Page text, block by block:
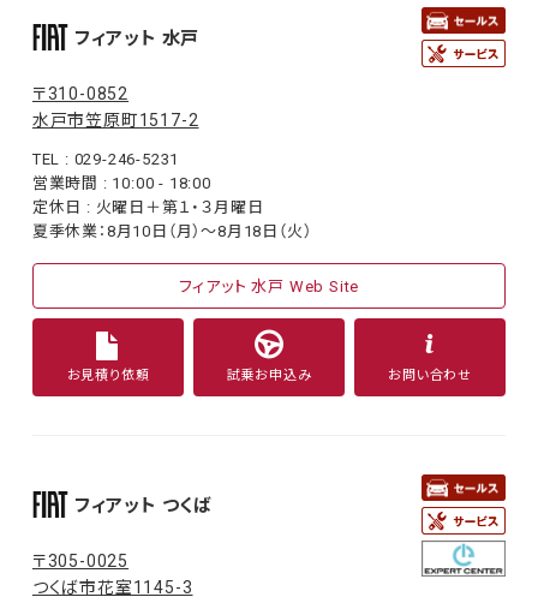
フィアット 水戸
〒310-0852
水戸市笠原町1517-2
TEL : 029-246-5231
営業時間 : 10:00 - 18:00
定休日 : 火曜日＋第１・３月曜日
夏季休業：8月10日（月）〜8月18日（火）
フィアット 水戸 Web Site
お見積り依頼 試乗お申込み お問い合わせ
フィアット つくば
〒305-0025
つくば市花室1145-3